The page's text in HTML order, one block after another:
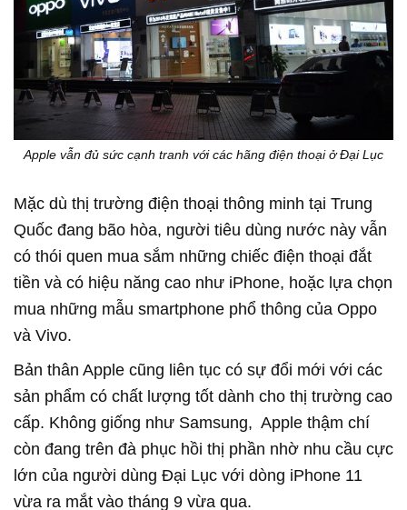
Apple vẫn đủ sức cạnh tranh với các hãng điện thoại ở Đại Lục
Mặc dù thị trường điện thoại thông minh tại Trung
Quốc đang bão hòa, người tiêu dùng nước này vẫn
có thói quen mua sắm những chiếc điện thoại đắt
tiền và có hiệu năng cao như iPhone, hoặc lựa chọn
mua những mẫu smartphone phổ thông của Oppo
và Vivo.
Bản thân Apple cũng liên tục có sự đổi mới với các
sản phẩm có chất lượng tốt dành cho thị trường cao
cấp. Không giống như Samsung, Apple thậm chí
còn đang trên đà phục hồi thị phần nhờ nhu cầu cực
lớn của người dùng Đại Lục với dòng iPhone 11
vừa ra mắt vào tháng 9 vừa qua.